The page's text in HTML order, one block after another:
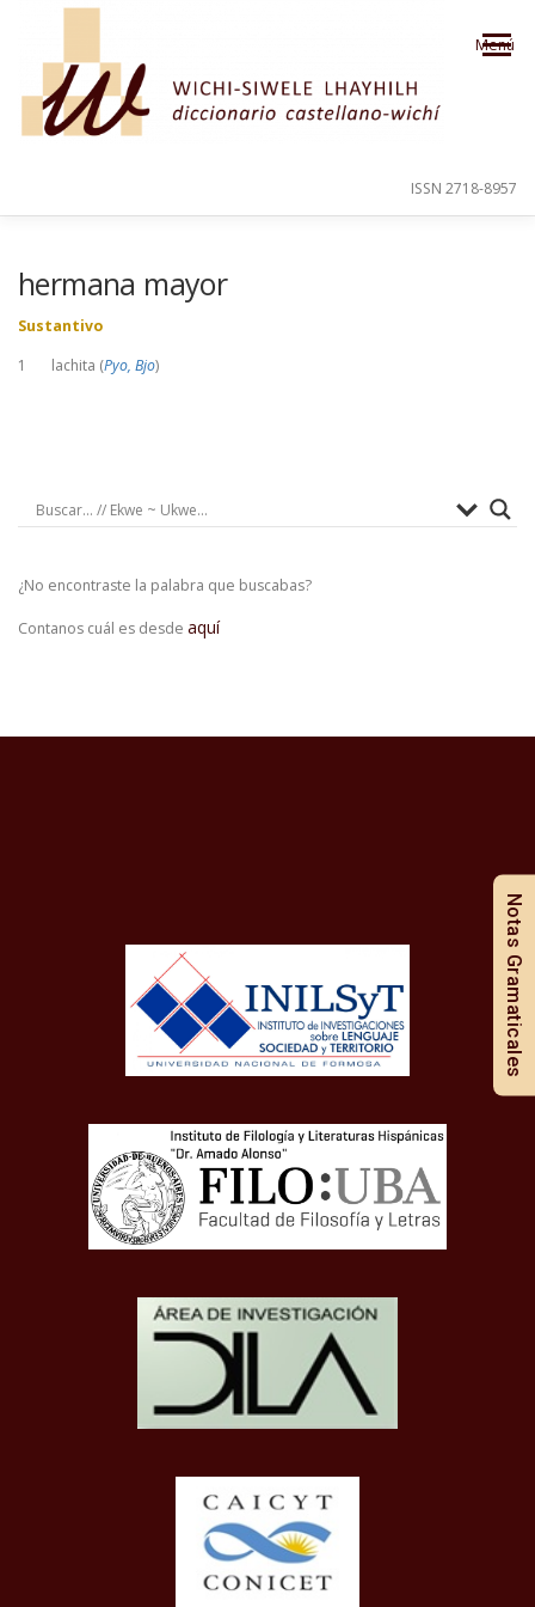
Saltar al contenido
Menú
ISSN 2718-8957
hermana mayor
Sustantivo
1 lachita (Pyo, Bjo)
¿No encontraste la palabra que buscabas?
Contanos cuál es desde aquí
Notas Gramaticales